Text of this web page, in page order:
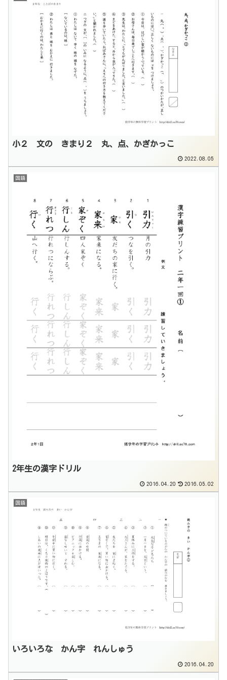
小２ 文の きまり２ 丸、点、かぎかっこ
2022.08.05
国語
2年生の漢字ドリル
2016.04.20 2016.05.02
国語
いろいろな かん字 れんしゅう
2016.04.20